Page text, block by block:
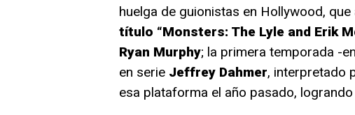
huelga de guionistas en Hollywood, que
título “Monsters: The Lyle and Erik
Ryan Murphy; la primera temporada -
en serie Jeffrey Dahmer, interpretado
esa plataforma el año pasado,